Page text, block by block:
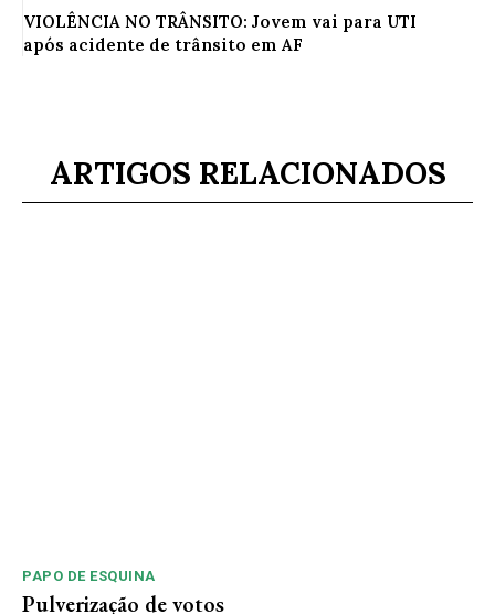
VIOLÊNCIA NO TRÂNSITO: Jovem vai para UTI
após acidente de trânsito em AF
ARTIGOS RELACIONADOS
PAPO DE ESQUINA
Pulverização de votos